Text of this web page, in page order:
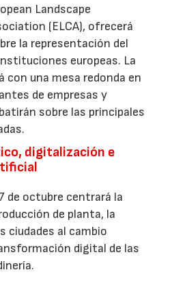
Landscape
(ELCA), ofrecerá
la representación del
europeas. La
con una mesa redonda en
de empresas y
sobre las principales
digitalización e
de octubre centrará la
de planta, la
ciudades al cambio
digital de las